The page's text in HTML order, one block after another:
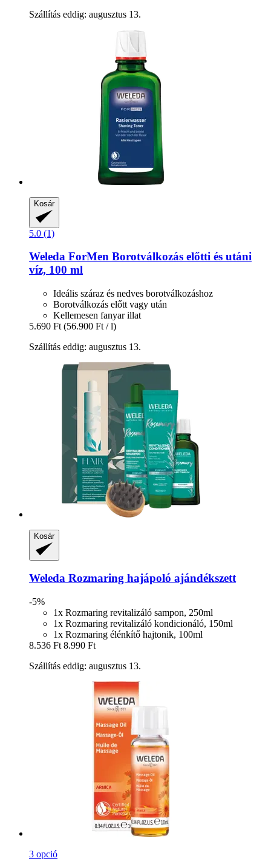
Szállítás eddig: augusztus 13.
Kosár
5.0 (1)
Weleda ForMen Borotválkozás előtti és utáni
víz, 100 ml
Ideális száraz és nedves borotválkozáshoz
Borotválkozás előtt vagy után
Kellemesen fanyar illat
5.690 Ft (56.900 Ft / l)
Szállítás eddig: augusztus 13.
Kosár
Weleda Rozmaring hajápoló ajándékszett
-5%
1x Rozmaring revitalizáló sampon, 250ml
1x Rozmaring revitalizáló kondicionáló, 150ml
1x Rozmaring élénkítő hajtonik, 100ml
8.536 Ft 8.990 Ft
Szállítás eddig: augusztus 13.
3 opció